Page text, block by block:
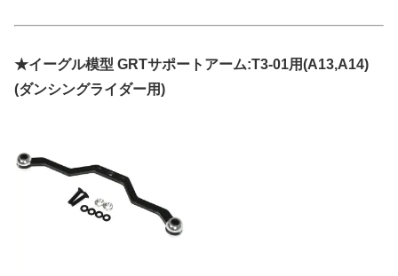
★イーグル模型 GRTサポートアーム:T3-01用(A13,A14)
(ダンシングライダー用)